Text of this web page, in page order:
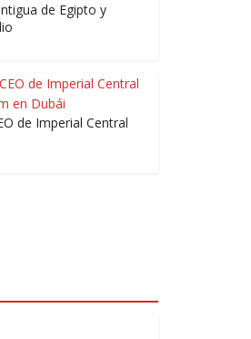
de Egipto y
de Imperial Central